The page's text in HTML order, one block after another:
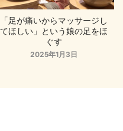
「足が痛いからマッサージし
てほしい」という娘の足をほ
ぐす
2025年1月3日